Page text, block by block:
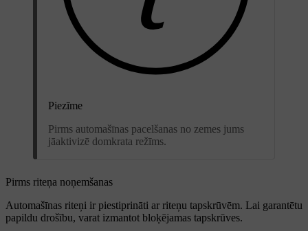
Piezīme
Pirms automašīnas pacelšanas no zemes jums
jāaktivizē domkrata režīms.
Pirms riteņa noņemšanas
Automašīnas riteņi ir piestiprināti ar riteņu tapskrūvēm. Lai garantētu
papildu drošību, varat izmantot bloķējamas tapskrūves.